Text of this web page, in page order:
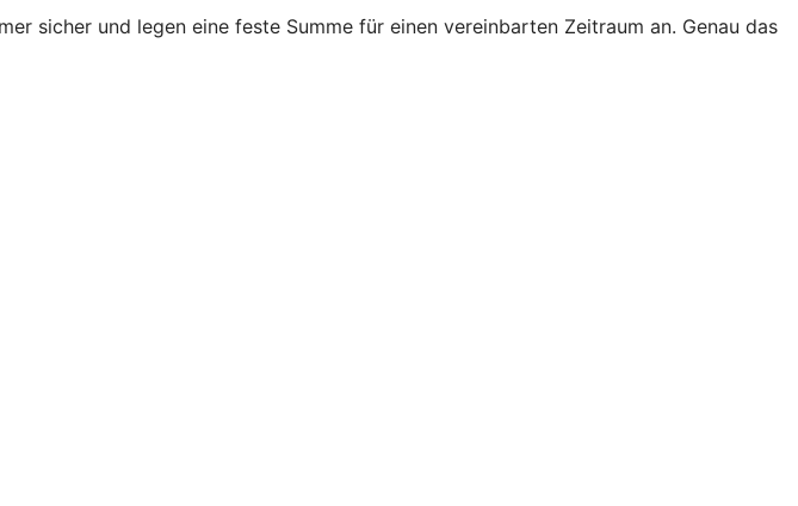
sicher und legen eine feste Summe für einen vereinbarten Zeitraum an. Genau das